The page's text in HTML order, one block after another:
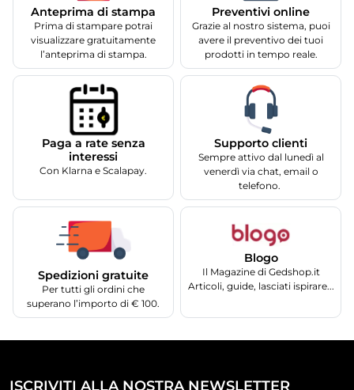
Anteprima di stampa
Prima di stampare potrai
visualizzare gratuitamente
l’anteprima di stampa.
Preventivi online
Grazie al nostro sistema, puoi
avere il preventivo dei tuoi
prodotti in tempo reale.
Paga a rate senza
interessi
Con Klarna e Scalapay.
Supporto clienti
Sempre attivo dal lunedì al
venerdì via chat, email o
telefono.
Spedizioni gratuite
Per tutti gli ordini che
superano l’importo di € 100.
Blogo
Il Magazine di Gedshop.it
Articoli, guide, lasciati ispirare...
ISCRIVITI ALLA NOSTRA NEWSLETTER